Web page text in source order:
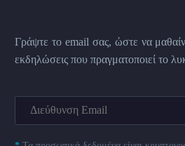
Γράψτε το email σας, ώστε να
εκδηλώσεις που πραγματοποιεί το